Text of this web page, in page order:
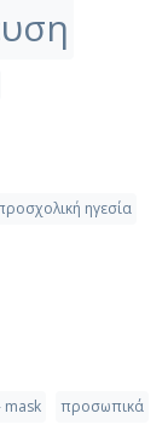
ηγεσία
προσωπικά